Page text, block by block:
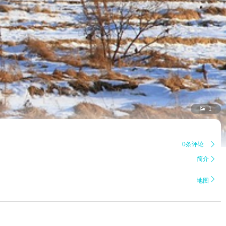
 1
0条评论 
简介 
地图 